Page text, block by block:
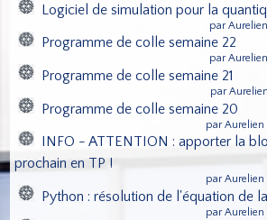
Logiciel de simulation pour la
par
Programme de colle semaine 22
par
Programme de colle semaine 21
par
Programme de colle semaine 20
par Aurelien
INFO - ATTENTION : apporter la
prochain en TP !
par Aurelien
Python : résolution de l'équation de
par Aurelien